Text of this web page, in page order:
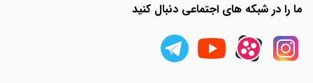
ما را در شبکه های اجتماعی دنبال کنید